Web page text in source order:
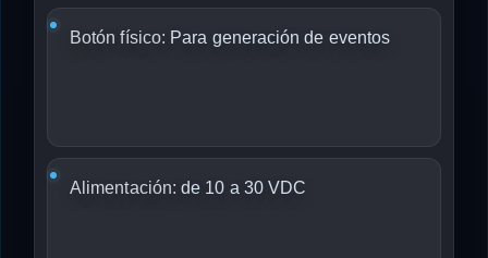
Botón físico: Para generación de eventos
Alimentación: de 10 a 30 VDC